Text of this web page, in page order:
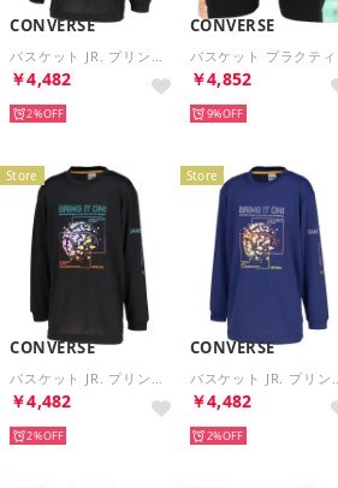
CONVERSE
￥4,482
2%
CONVERSE
￥4,852
9%
Store
CONVERSE
￥4,482
2%
Store
CONVERSE
￥4,482
2%